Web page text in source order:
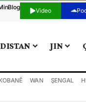
Blog Video
JIN
WAN ŞENGAL